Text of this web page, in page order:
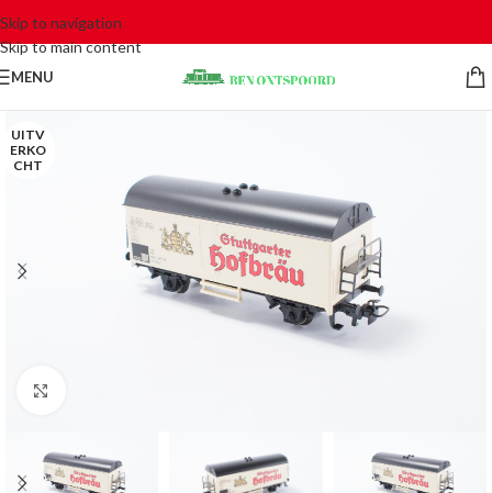
Skip to navigation
Skip to main content
MENU
UITV
ERKO
CHT